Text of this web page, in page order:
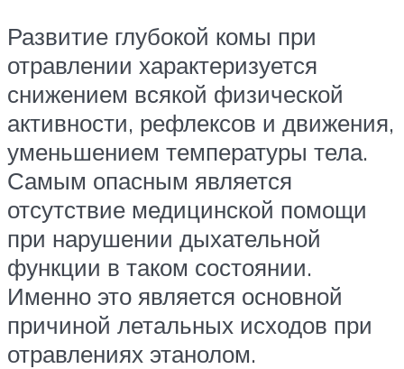
Развитие глубокой комы при
отравлении характеризуется
снижением всякой физической
активности, рефлексов и движения,
уменьшением температуры тела.
Самым опасным является
отсутствие медицинской помощи
при нарушении дыхательной
функции в таком состоянии.
Именно это является основной
причиной летальных исходов при
отравлениях этанолом.